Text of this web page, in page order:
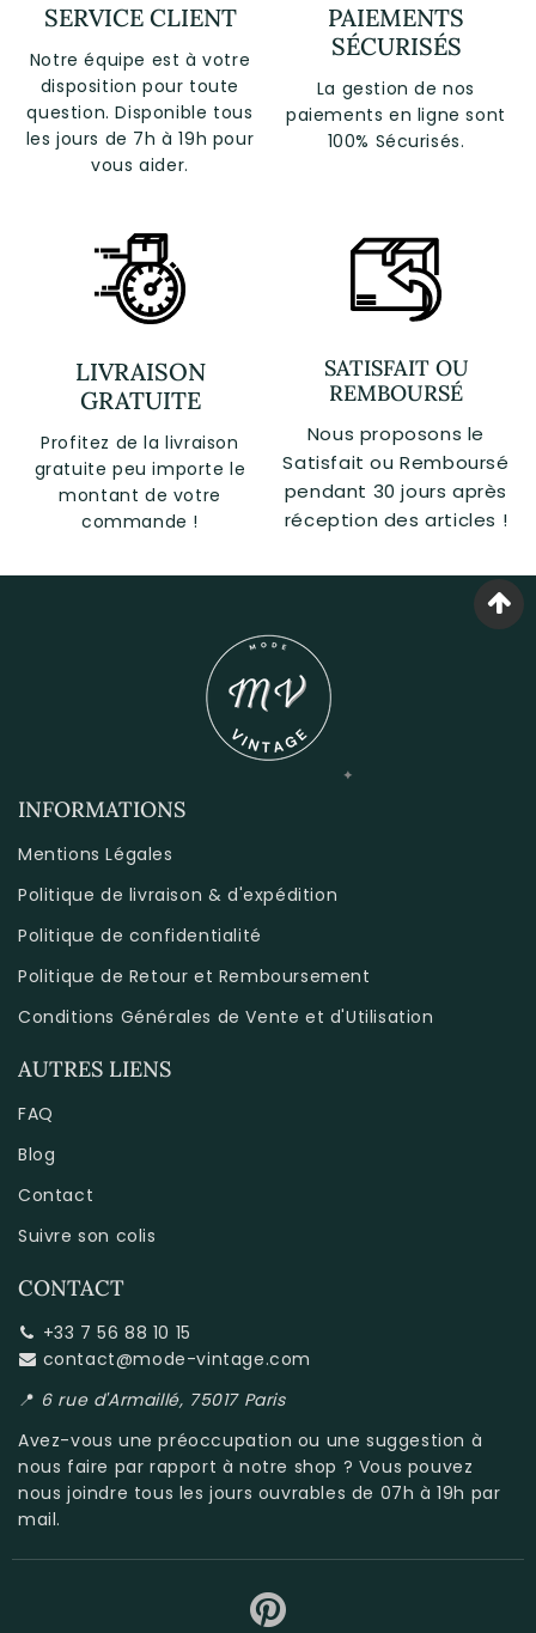
SERVICE CLIENT
Notre équipe est à votre
disposition pour toute
question. Disponible tous
les jours de 7h à 19h pour
vous aider.
PAIEMENTS
SÉCURISÉS
La gestion de nos
paiements en ligne sont
100% Sécurisés.
LIVRAISON
GRATUITE
Profitez de la livraison
gratuite peu importe le
montant de votre
commande !
SATISFAIT OU
REMBOURSÉ
Nous proposons le
Satisfait ou Remboursé
pendant 30 jours après
réception des articles !
INFORMATIONS
Mentions Légales
Politique de livraison & d'expédition
Politique de confidentialité
Politique de Retour et Remboursement
Conditions Générales de Vente et d'Utilisation
AUTRES LIENS
FAQ
Blog
Contact
Suivre son colis
CONTACT
+33 7 56 88 10 15
contact@mode-vintage.com
📍 6 rue d'Armaillé, 75017 Paris
Avez-vous une préoccupation ou une suggestion à
nous faire par rapport ànotre shop ? Vous pouvez
nous joindre tous les jours ouvrables de 07h à 19h par
mail.